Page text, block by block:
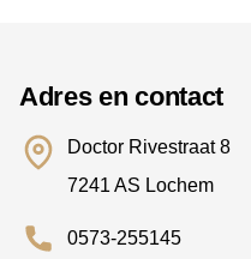
Adres en contact
Doctor Rivestraat 8
7241 AS Lochem
0573-255145